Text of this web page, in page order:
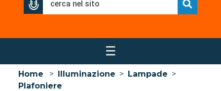
☰
Home > Illuminazione > Lampade >
Plafoniere